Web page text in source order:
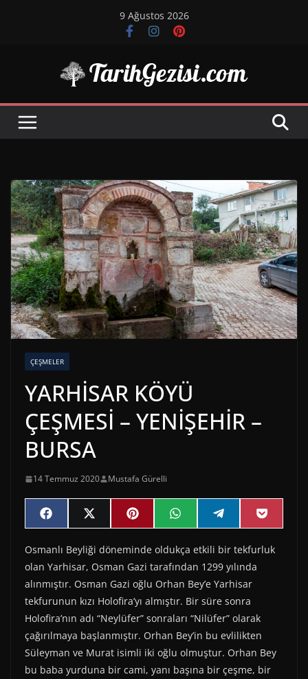
9 Ağustos 2026
ÇEŞMELER
YARHİSAR KÖYÜ
ÇEŞMESİ – YENİŞEHİR –
BURSA
14 Temmuz 2020 Mustafa Gürelli
Share
on
F
a
e
b
o
o
k
Share
on
X
(
w
i
t
t
e
r
)
Share
on
P
i
t
e
r
e
s
t
Share
on
W
h
t
s
A
p
p
Share
on
e
e
g
r
a
m
Share
on
P
o
k
Osmanlı Beyliği döneminde oldukça etkili bir tekfurluk
olan Yarhisar, Osman Gazi tarafından 1299 yılında
alınmıştır. Osman Gazi oğlu Orhan Bey’e Yarhisar
tekfurunun kızı Holofira’yı almıştır. Bir süre sonra
Holofira’nın adı “Neylüfer” sonraları “Nilüfer” olarak
çağırılmaya başlanmıştır. Orhan Bey’in bu evlilikten
Süleyman ve Murat isimli iki oğlu olmuştur. Orhan Bey
bu baba yurduna bir cami, yanı başına bir çeşme, bir